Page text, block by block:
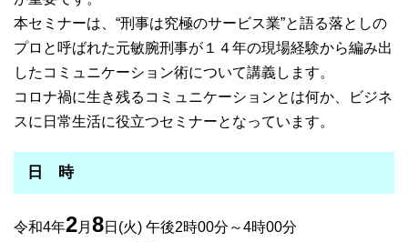
本セミナーは、“刑事は究極のサービス業”と語る落としの
プロと呼ばれた元敏腕刑事が１４年の現場経験から編み出
したコミュニケーション術について講義します。
コロナ禍に生き残るコミュニケーションとは何か、ビジネ
スに日常生活に役立つセミナーとなっています。
日 時
令和4年2月 8日(火) 午後2時00分～4時00分